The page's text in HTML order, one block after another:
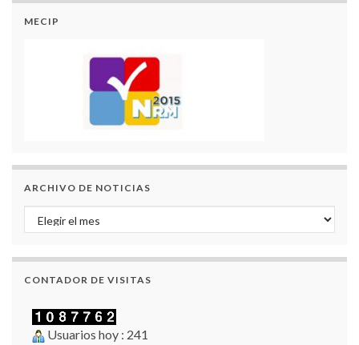
MECIP
ARCHIVO DE NOTICIAS
Archivo de Noticias
CONTADOR DE VISITAS
Usuarios hoy : 241